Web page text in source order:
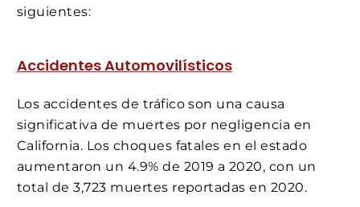
siguientes:
Accidentes Automovilísticos
Los accidentes de tráfico son una causa
significativa de muertes por negligencia en
California. Los choques fatales en el estado
aumentaron un 4.9% de 2019 a 2020, con un
total de 3,723 muertes reportadas en 2020.